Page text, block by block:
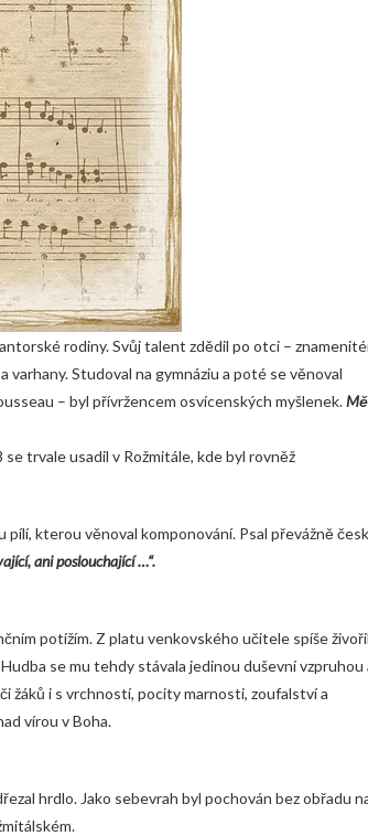
rodiny. Svůj talent zdědil po otci –
varhany. Studoval na gymnáziu a poté se věnoval
– byl přívržencem osvícenských myšlenek.
trvale usadil v Rožmitále, kde byl rovněž
kterou věnoval komponování. Psal převážně
ani poslouchající …“.
potížím. Z platu venkovského učitele spíše
se mu tehdy stávala jedinou duševní vzpruhou
žáků i s vrchností, pocity marnosti, zoufalství a
vírou v Boha.
hrdlo. Jako sebevrah byl pochován bez obřadu